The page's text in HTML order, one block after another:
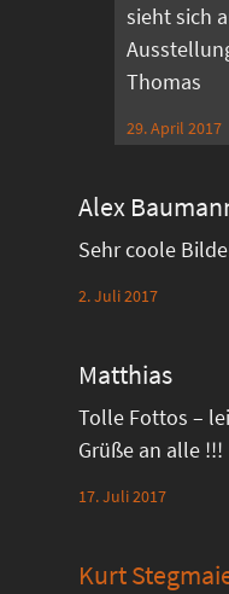
sieht sich
Thomas
29. April 2017
Alex
Sehr coole
2. Juli 2017
Matthias
Tolle Fottos –
Grüße an alle !!!
17. Juli 2017
Kurt